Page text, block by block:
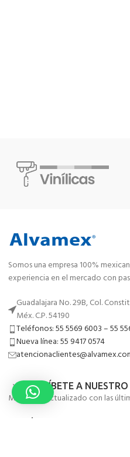
Somos una empresa 100%
experiencia en el mercado con
Guadalajara No. 29B, Col.
Méx. C.P. 54190
Teléfonos: 55 5569 6003 – 55
Nueva línea: 55 9417 0574
SUSCRÍBETE A
Mantente actualizado con las